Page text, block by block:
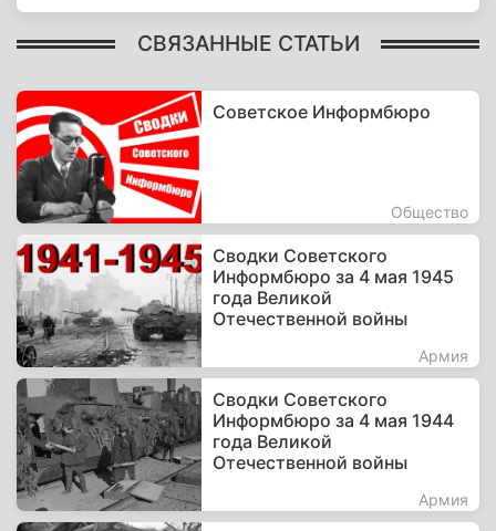
СВЯЗАННЫЕ СТАТЬИ
Советское Информбюро
Общество
Сводки Советского
Информбюро за 4 мая 1945
года Великой
Отечественной войны
Армия
Сводки Советского
Информбюро за 4 мая 1944
года Великой
Отечественной войны
Армия